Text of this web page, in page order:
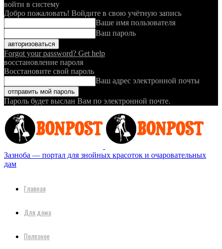
войти в систему
Добро пожаловать! Войдите в свою учётную запись
Ваше имя пользователя
Ваш пароль
Forgot your password? Get help
восстановление пароля
Восстановите свой пароль
Ваш адрес электронной почты
Пароль будет выслан Вам по электронной почте.
Зазноба — портал для знойных красоток и очаровательных
дам
Главная
Для дома
Полезное